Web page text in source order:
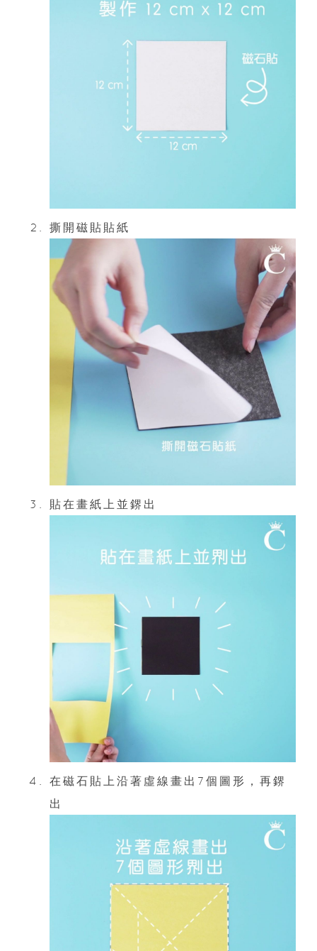
撕開磁貼貼紙
貼在畫紙上並鎅出
在磁石貼上沿著虛線畫出7個圖形，再鎅
出